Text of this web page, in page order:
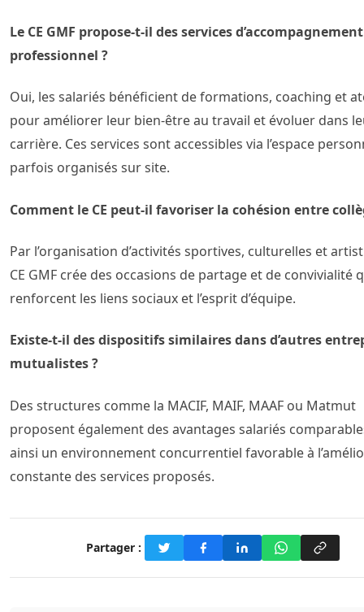
Le CE GMF propose-t-il des services d’accompagnement
professionnel ?
Oui, les salariés bénéficient de formations, coaching et
pour améliorer leur bien-être au travail et évoluer dans
carrière. Ces services sont accessibles via l’espace
parfois organisés sur site.
Comment le CE peut-il favoriser la cohésion entre
Par l’organisation d’activités sportives, culturelles et
CE GMF crée des occasions de partage et de convivialité
renforcent les liens sociaux et l’esprit d’équipe.
Existe-t-il des dispositifs similaires dans d’autres
mutualistes ?
Des structures comme la MACIF, MAIF, MAAF ou Matmut
proposent également des avantages salariés
ainsi un environnement concurrentiel favorable à
constante des services proposés.
Partager :